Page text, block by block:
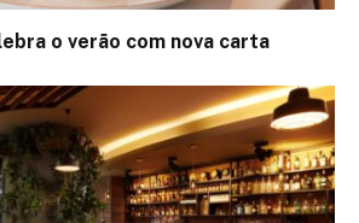
o verão com nova carta